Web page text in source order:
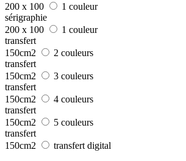
200 x 100
1 couleur
sérigraphie
200 x 100
1 couleur
transfert
150cm2
2 couleurs
transfert
150cm2
3 couleurs
transfert
150cm2
4 couleurs
transfert
150cm2
5 couleurs
transfert
150cm2
transfert digital